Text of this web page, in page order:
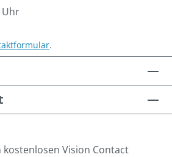
Uhr
.
Vision Contact